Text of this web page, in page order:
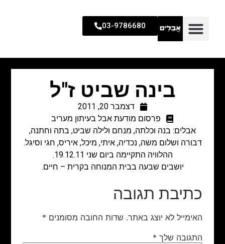
03-9786680
בינה שביט ז"ל
דצמבר 20, 2011
פרסום מודעת אבל בעיתון מעריב
אבלים: בנה וכלתה, מנחם ולילה שביט, בתה וחתנה,
דבורה ושלום משה, נכדיה, איתי, מיכל, איריס, חגי וסיגל.
ההלוויה התקיימה ביום שני 19.12.11.
יושבים שבעה בבית המנוחה בקרית – חיים.
כתיבת תגובה
האימייל לא יוצג באתר. שדות החובה מסומנים *
התגובה שלך *